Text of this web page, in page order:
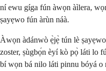
ní ewu gíga fún àwọn àìlera,
ṣayẹwo fún àrùn náà.
Àwọn àdánwò ẹ̀jẹ̀ tún lè
zoster, ṣùgbọ́n èyí kò pọ̀ láti lo
bí wọn bá nilo láti pinnu bóyá o